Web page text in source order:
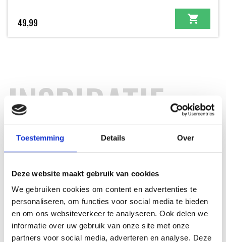
Toestemming Details Over
Deze website maakt gebruik van cookies
We gebruiken cookies om content en advertenties te
personaliseren, om functies voor social media te bieden
en om ons websiteverkeer te analyseren. Ook delen we
informatie over uw gebruik van onze site met onze
partners voor social media, adverteren en analyse. Deze
49,99
INSPIRATIE
RECEPTEN EN TIPS
VAN ONZE GRILL MASTERS
MEER INFORMATIE